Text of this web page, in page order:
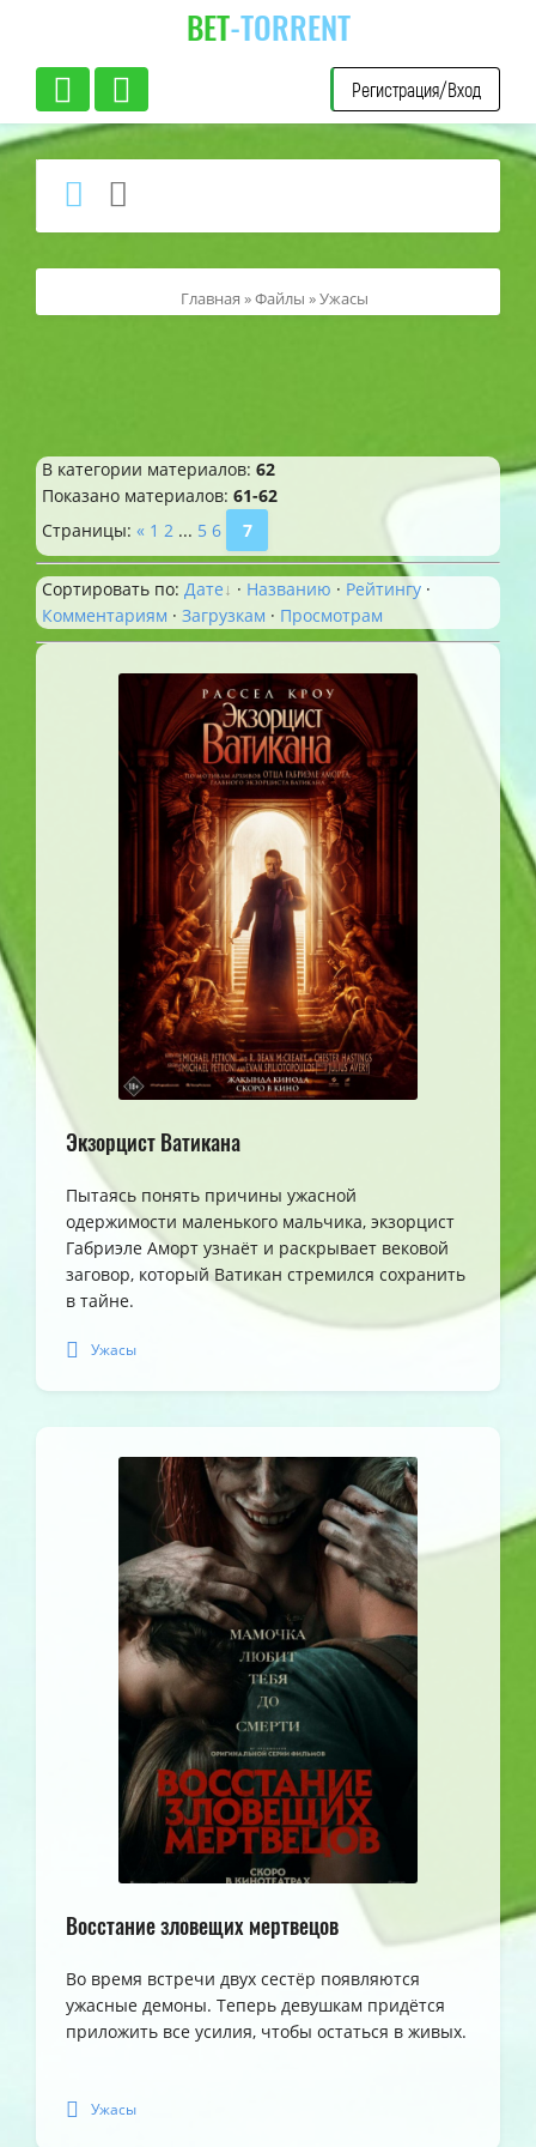
BET-TORRENT
Регистрация/Вход
Главная »Файлы » Ужасы
В категории материалов: 62
Показано материалов: 61-62
Страницы: « 1 2 ... 5 6 7
Сортировать по: Дате · Названию · Рейтингу ·
Комментариям · Загрузкам · Просмотрам
Экзорцист Ватикана
Пытаясь понять причины ужасной
одержимости маленького мальчика, экзорцист
Габриэле Аморт узнаёт и раскрывает вековой
заговор, который Ватикан стремился сохранить
в тайне.
Ужасы
Восстание зловещих мертвецов
Во время встречи двух сестёр появляются
ужасные демоны. Теперь девушкам придётся
приложить все усилия, чтобы остаться в живых.
Ужасы